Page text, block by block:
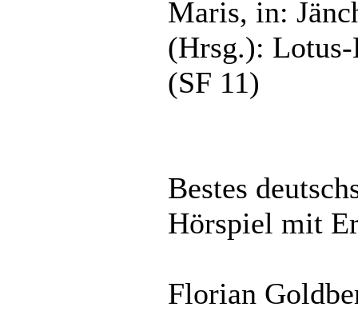
Maris, in:
(Hrsg.):
(SF 11)
Bestes
Hörspiel mit
Florian